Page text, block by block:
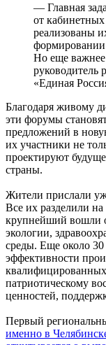
— Главная
от
реализованы
Но еще
руководитель
«Единая
Благодаря живому
эти форумы
предложений в
их участники не
проектируют
страны.
Жители прислали
Все их разделили
крупнейший вошли
экологии,
среды. Еще около
эффективности
патриотическому
ценностей,
Первый
именно в